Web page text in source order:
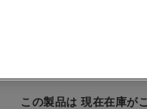
この製品は現在在庫が